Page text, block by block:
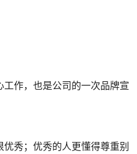
作，也是公司的一次品牌宣
秀；优秀的人更懂得尊重别